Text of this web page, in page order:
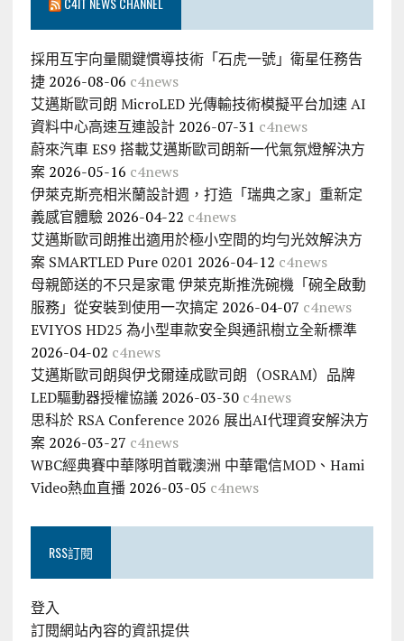
採用互宇向量關鍵慣導技術「石虎一號」衛星任務告
捷 2026-08-06 c4news
艾邁斯歐司朗 MicroLED 光傳輸技術模擬平台加速 AI
資料中心高速互連設計 2026-07-31 c4news
蔚來汽車 ES9 搭載艾邁斯歐司朗新一代氣氛燈解決方
案 2026-05-16 c4news
伊萊克斯亮相米蘭設計週，打造「瑞典之家」重新定
義感官體驗 2026-04-22 c4news
艾邁斯歐司朗推出適用於極小空間的均勻光效解決方
案 SMARTLED Pure 0201 2026-04-12 c4news
母親節送的不只是家電 伊萊克斯推洗碗機「碗全啟動
服務」從安裝到使用一次搞定 2026-04-07 c4news
EVIYOS HD25 為小型車款安全與通訊樹立全新標準
2026-04-02 c4news
艾邁斯歐司朗與伊戈爾達成歐司朗（OSRAM）品牌
LED驅動器授權協議 2026-03-30 c4news
思科於 RSA Conference 2026 展出AI代理資安解決方
案 2026-03-27 c4news
WBC經典賽中華隊明首戰澳洲 中華電信MOD、Hami
Video熱血直播 2026-03-05 c4news
RSS訂閱
登入
訂閱網站內容的資訊提供